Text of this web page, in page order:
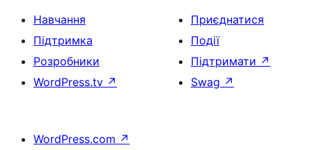
Навчання
Підтримка
Розробники
WordPress.tv ↗
Приєднатися
Події
Підтримати ↗
Swag ↗
WordPress.com ↗